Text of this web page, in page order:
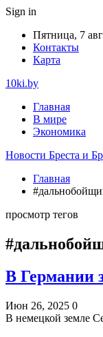
Sign in
Пятница, 7
Контакты
Карта
10ki.by
Главная
В мире
Экономика
Новости Бреста и
Главная
просмотр тегов
В Германии
Июн 26, 2025 0
В немецкой земле